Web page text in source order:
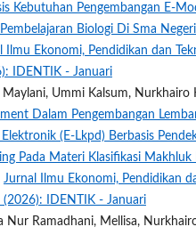
Kebutuhan Pengembangan E-
Pembelajaran Biologi Di Sma
Ilmu Ekonomi, Pendidikan dan
IDENTIK - Januari
Maylani, Ummi Kalsum, Nurkhairo
Dalam Pengembangan
Elektronik (E-Lkpd) Berbasis
Pada Materi Klasifikasi Makhluk
Jurnal Ilmu Ekonomi, Pendidikan
(2026): IDENTIK - Januari
Nur Ramadhani, Mellisa,